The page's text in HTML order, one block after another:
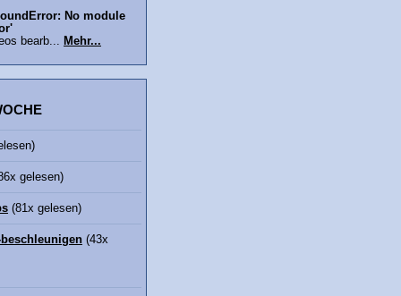
No module
bearb... Mehr...
gelesen)
(81x gelesen)
(43x